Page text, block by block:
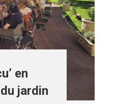
en
jardin